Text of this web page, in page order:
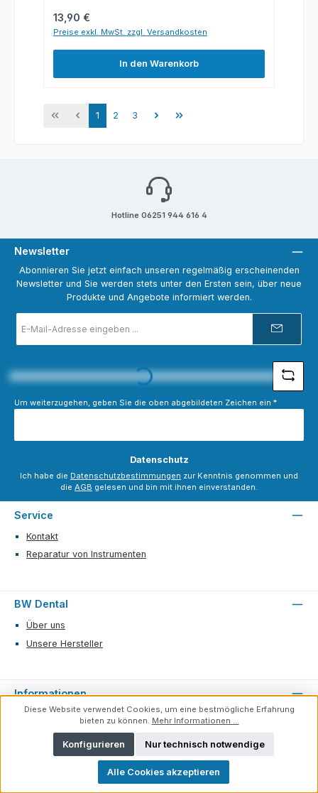
Regulärer Preis:
13,90 €
Preise exkl. MwSt. zzgl. Versandkosten
In den Warenkorb
Seite
1 Seite
2 Seite
3
Hotline 06251 944 616 4
Newsletter
Abonnieren Sie jetzt einfach unseren regelmäßig erscheinenden
Newsletter und Sie werden stets unter den Ersten sein, über neue
Produkte und Angebote informiert werden.
Mail-
Adresse
Loading...
Um weiterzugehen, geben Sie die oben abgebildeten Zeichen ein *
Datenschutz
Ich habe die Datenschutzbestimmungen zur Kenntnis genommen und
die AGB gelesen und bin mit ihnen einverstanden.
Service
Kontakt
Reparatur von Instrumenten
BW Dental
Über uns
Unsere Hersteller
Informationen
Zahlungs- und Versandbedingungen
Allgemeine Geschäftsbedingungen
Datenschutz
Diese Website verwendet Cookies, um eine bestmögliche Erfahrung
bieten zu können. Mehr Informationen ...
Nur technisch notwendige
Konfigurieren
Alle Cookies akzeptieren